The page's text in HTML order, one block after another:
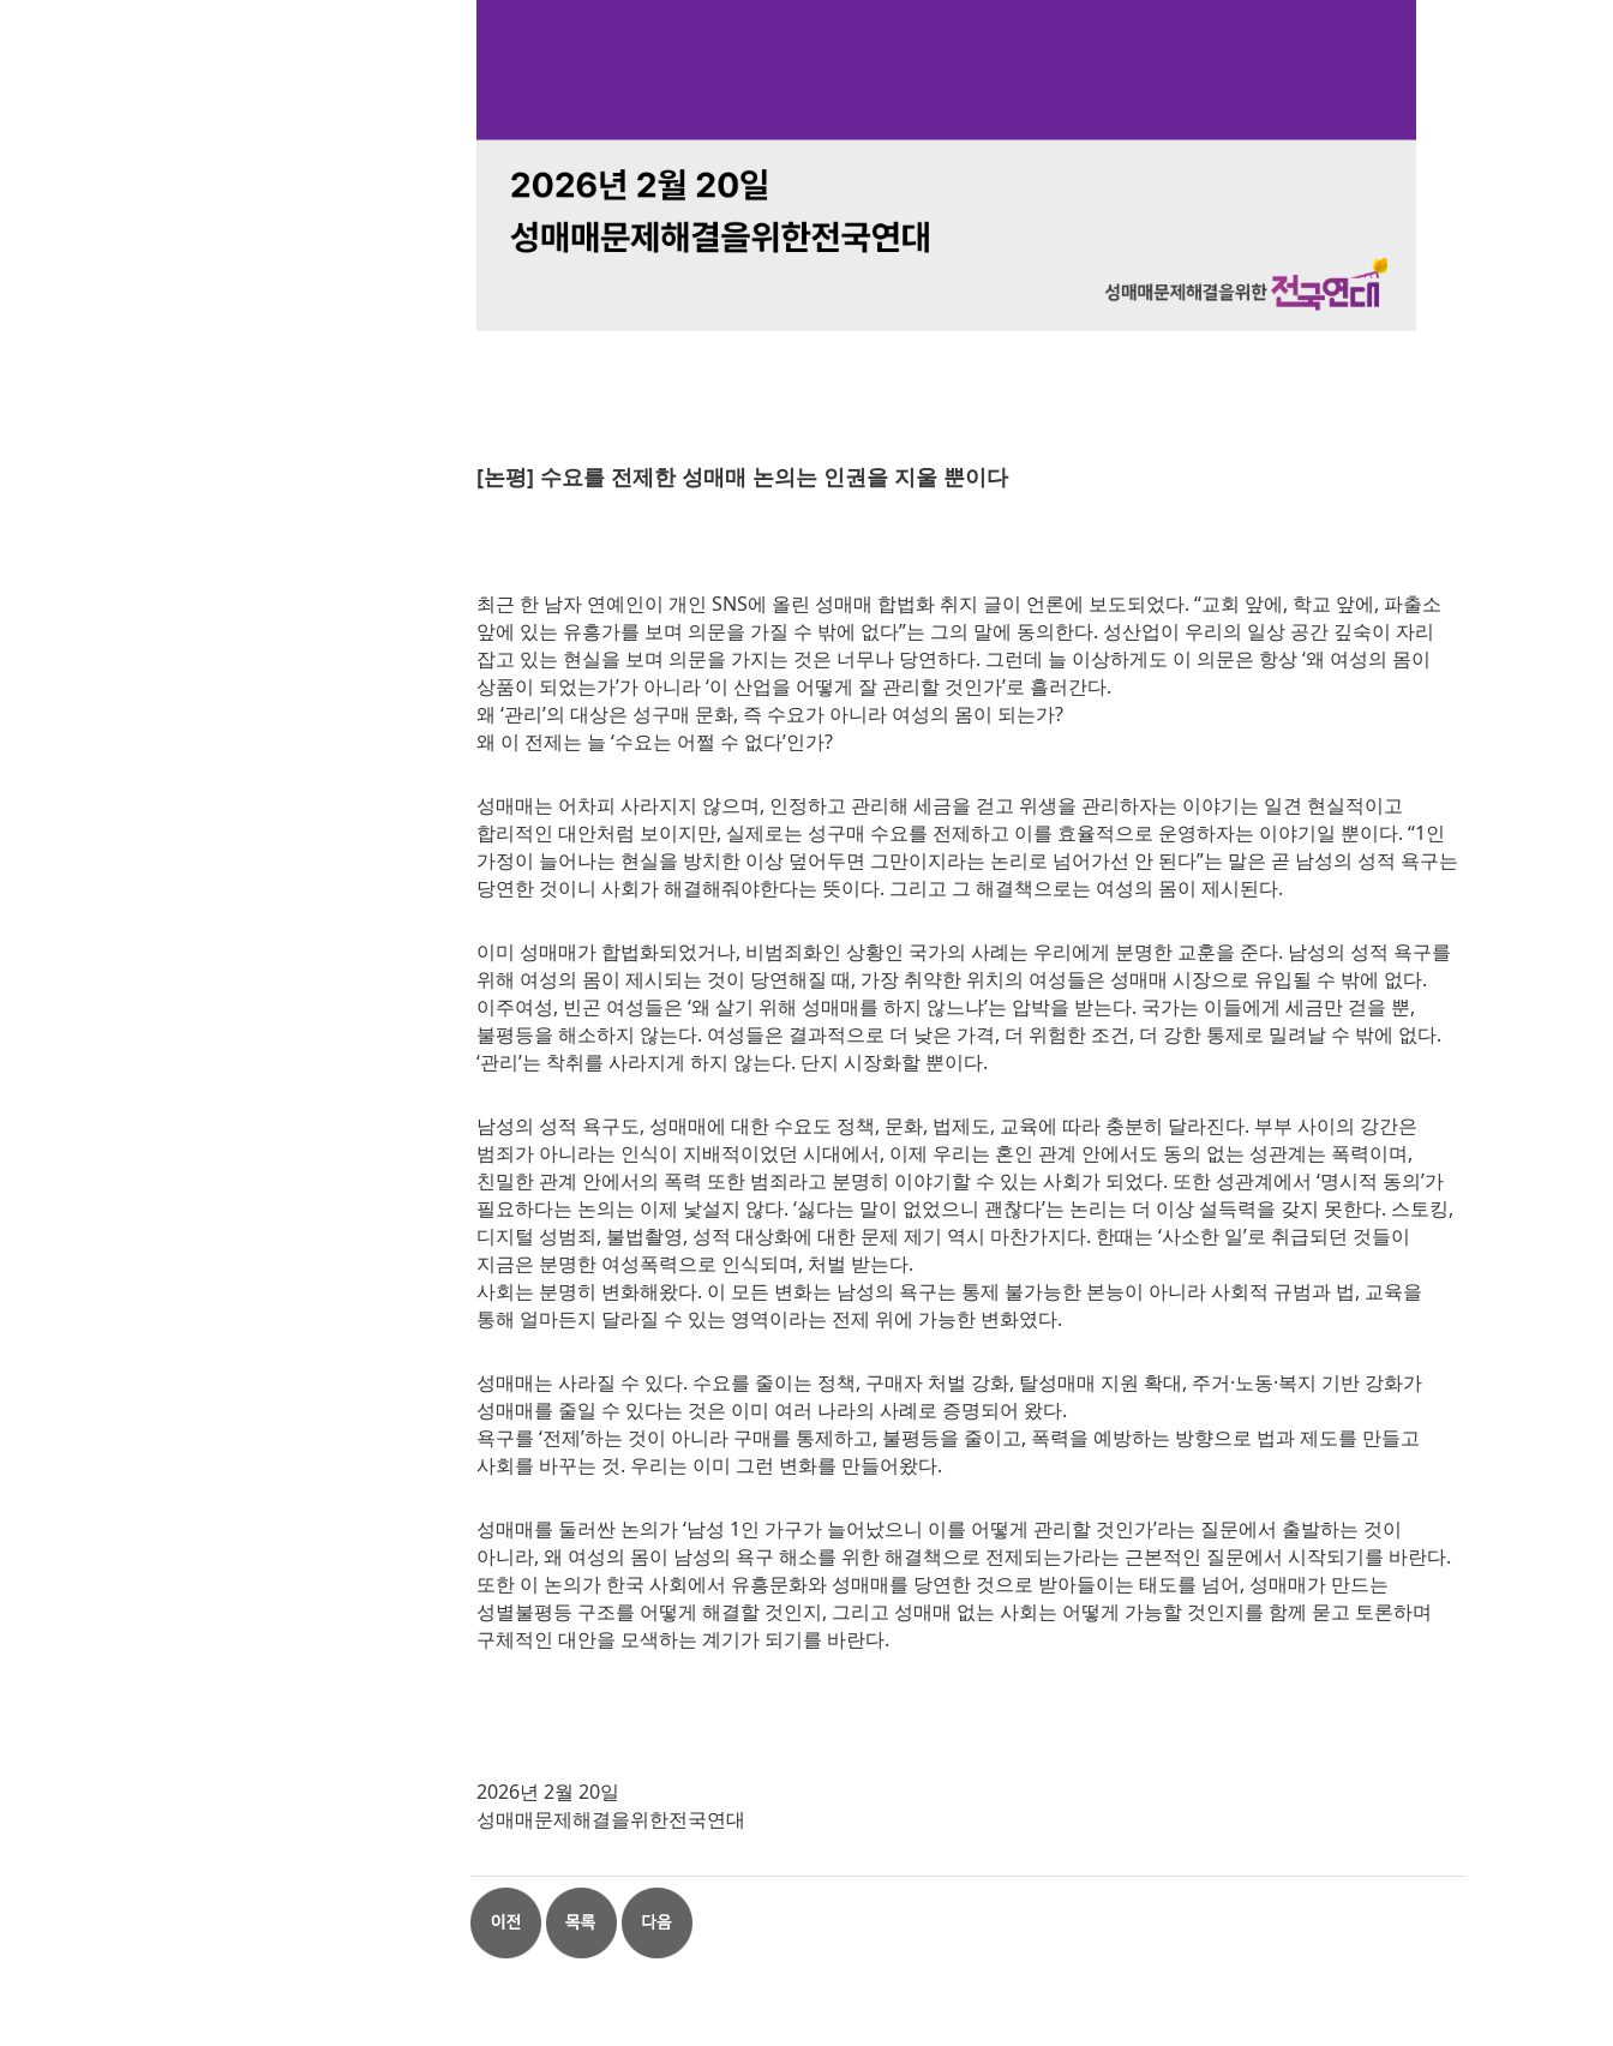
[논평] 수요를 전제한 성매매 논의는 인권을 지울 뿐이다
최근 한 남자 연예인이 개인 SNS에 올린 성매매 합법화 취지 글이 언론에 보도되었다. “교회 앞에, 학교 앞에, 파출소
앞에 있는 유흥가를 보며 의문을 가질 수 밖에 없다”는 그의 말에 동의한다. 성산업이 우리의 일상 공간 깊숙이 자리
잡고 있는 현실을 보며 의문을 가지는 것은 너무나 당연하다. 그런데 늘 이상하게도 이 의문은 항상 ‘왜 여성의 몸이
상품이 되었는가’가 아니라 ‘이 산업을 어떻게 잘 관리할 것인가’로 흘러간다.
왜 ‘관리’의 대상은 성구매 문화, 즉 수요가 아니라 여성의 몸이 되는가?
왜 이 전제는 늘 ‘수요는 어쩔 수 없다’인가?
성매매는 어차피 사라지지 않으며, 인정하고 관리해 세금을 걷고 위생을 관리하자는 이야기는 일견 현실적이고
합리적인 대안처럼 보이지만, 실제로는 성구매 수요를 전제하고 이를 효율적으로 운영하자는 이야기일 뿐이다. “1인
가정이 늘어나는 현실을 방치한 이상 덮어두면 그만이지라는 논리로 넘어가선 안 된다”는 말은 곧 남성의 성적 욕구는
당연한 것이니 사회가 해결해줘야한다는 뜻이다. 그리고 그 해결책으로는 여성의 몸이 제시된다.
이미 성매매가 합법화되었거나, 비범죄화인 상황인 국가의 사례는 우리에게 분명한 교훈을 준다. 남성의 성적 욕구를
위해 여성의 몸이 제시되는 것이 당연해질 때, 가장 취약한 위치의 여성들은 성매매 시장으로 유입될 수 밖에 없다.
이주여성, 빈곤 여성들은 ‘왜 살기 위해 성매매를 하지 않느냐’는 압박을 받는다. 국가는 이들에게 세금만 걷을 뿐,
불평등을 해소하지 않는다. 여성들은 결과적으로 더 낮은 가격, 더 위험한 조건, 더 강한 통제로 밀려날 수 밖에 없다.
‘관리’는 착취를 사라지게 하지 않는다. 단지 시장화할 뿐이다.
남성의 성적 욕구도, 성매매에 대한 수요도 정책, 문화, 법제도, 교육에 따라 충분히 달라진다. 부부 사이의 강간은
범죄가 아니라는 인식이 지배적이었던 시대에서, 이제 우리는 혼인 관계 안에서도 동의 없는 성관계는 폭력이며,
친밀한 관계 안에서의 폭력 또한 범죄라고 분명히 이야기할 수 있는 사회가 되었다. 또한 성관계에서 ‘명시적 동의’가
필요하다는 논의는 이제 낯설지 않다. ‘싫다는 말이 없었으니 괜찮다’는 논리는 더 이상 설득력을 갖지 못한다. 스토킹,
디지털 성범죄, 불법촬영, 성적 대상화에 대한 문제 제기 역시 마찬가지다. 한때는 ‘사소한 일’로 취급되던 것들이
지금은 분명한 여성폭력으로 인식되며, 처벌 받는다.
사회는 분명히 변화해왔다. 이 모든 변화는 남성의 욕구는 통제 불가능한 본능이 아니라 사회적 규범과 법, 교육을
통해 얼마든지 달라질 수 있는 영역이라는 전제 위에 가능한 변화였다.
성매매는 사라질 수 있다. 수요를 줄이는 정책, 구매자 처벌 강화, 탈성매매 지원 확대, 주거·노동·복지 기반 강화가
성매매를 줄일 수 있다는 것은 이미 여러 나라의 사례로 증명되어 왔다.
욕구를 ‘전제’하는 것이 아니라 구매를 통제하고, 불평등을 줄이고, 폭력을 예방하는 방향으로 법과 제도를 만들고
사회를 바꾸는 것. 우리는 이미 그런 변화를 만들어왔다.
성매매를 둘러싼 논의가 ‘남성 1인 가구가 늘어났으니 이를 어떻게 관리할 것인가’라는 질문에서 출발하는 것이
아니라, 왜 여성의 몸이 남성의 욕구 해소를 위한 해결책으로 전제되는가라는 근본적인 질문에서 시작되기를 바란다.
또한 이 논의가 한국 사회에서 유흥문화와 성매매를 당연한 것으로 받아들이는 태도를 넘어, 성매매가 만드는
성별불평등 구조를 어떻게 해결할 것인지, 그리고 성매매 없는 사회는 어떻게 가능할 것인지를 함께 묻고 토론하며
구체적인 대안을 모색하는 계기가 되기를 바란다.
2026년 2월 20일
성매매문제해결을위한전국연대